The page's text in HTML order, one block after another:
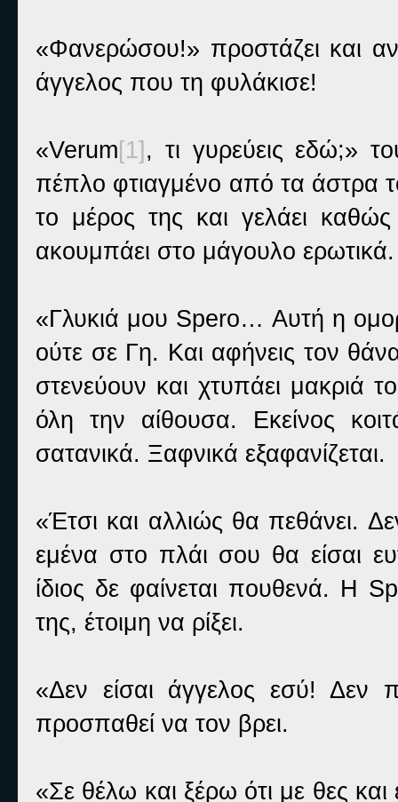
«Φανερώσου!» προστάζει και
άγγελος που τη φυλάκισε!
«Verum[1], τι γυρεύεις εδώ;»
πέπλο φτιαγμένο από τα άστρα
το μέρος της και γελάει
ακουμπάει στο μάγουλο ερωτικά.
«Γλυκιά μου Spero… Αυτή η
ούτε σε Γη. Και αφήνεις τον
στενεύουν και χτυπάει μακριά
όλη την αίθουσα. Εκείνος
σατανικά. Ξαφνικά εξαφανίζεται.
«Έτσι και αλλιώς θα πεθάνει.
εμένα στο πλάι σου θα είσαι
ίδιος δε φαίνεται πουθενά. Η
της, έτοιμη να ρίξει.
«Δεν είσαι άγγελος εσύ! Δεν
προσπαθεί να τον βρει.
«Σε θέλω και ξέρω ότι με θες